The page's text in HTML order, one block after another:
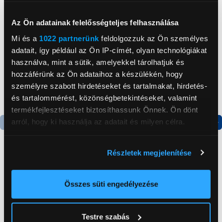
Az Ön adatainak felelősségteljes felhasználása
Mi és a 1022 partnerünk feldolgozzuk az Ön személyes
adatait, így például az Ön IP-címét, olyan technológiákat
használva, mint a sütik, amelyekkel tárolhatjuk és
hozzáférünk az Ön adataihoz a készülékén, hogy
személyre szabott hirdetéseket és tartalmakat, hirdetés-
és tartalommérést, közönségbetekintéseket, valamint
termékfejlesztéseket biztosíthassunk Önnek. Ön dönt
arról, hogy ki használja az adatait és milyen célra.
elhelyezkedéséről pár méteres pontossággal
Az Ön készülékén beazonosítása annak konkrét
módjairól és adja meg preferenciáit aRészletek
Részletek megjelenítése
Összes süti engedélyezése
Testre szabás
Gorenje NRS8182KX Side
by side hűtőszekrény
199 999 Ft
Xiaomi Redmi Note 15
Pro 8/256GB
Okostelefon, Titán
109 990 Ft